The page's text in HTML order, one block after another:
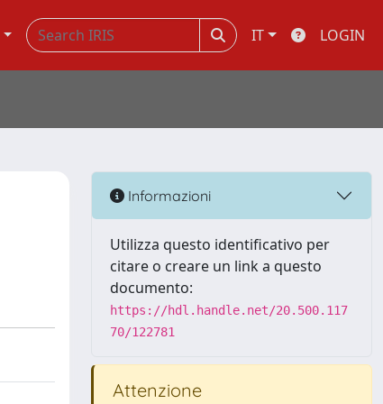
IT LOGIN
Informazioni
Utilizza questo identificativo per
citare o creare un link a questo
documento:
https://hdl.handle.net/20.500.117
70/122781
Attenzione